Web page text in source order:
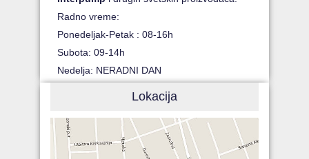
Radno vreme:
Ponedeljak-Petak : 08-16h
Subota: 09-14h
Nedelja: NERADNI DAN
Lokacija